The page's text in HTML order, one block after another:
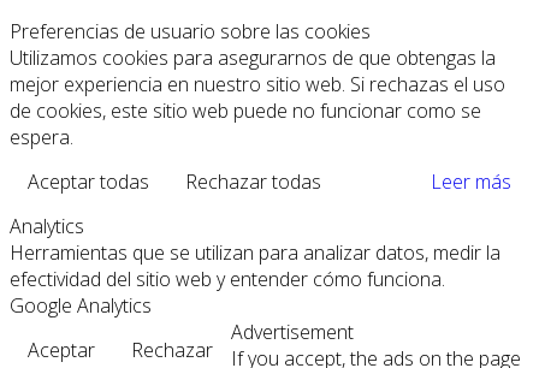
Preferencias de usuario sobre las cookies
Utilizamos cookies para asegurarnos de que obtengas la
mejor experiencia en nuestro sitio web. Si rechazas el uso
de cookies, este sitio web puede no funcionar como se
espera.
Aceptar todas
Rechazar todas
Leer más
Analytics
Herramientas que se utilizan para analizar datos, medir la
efectividad del sitio web y entender cómo funciona.
Google Analytics
Aceptar
Rechazar
Advertisement
If you accept, the ads on the page